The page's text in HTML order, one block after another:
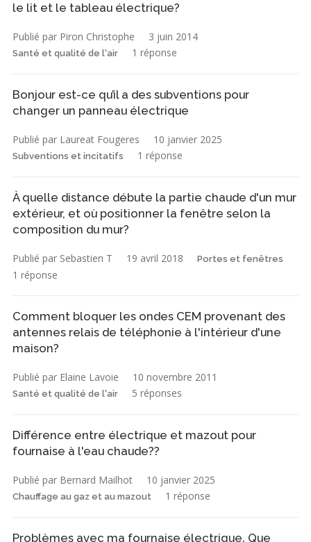
le lit et le tableau électrique?
Publié par Piron Christophe 3 juin 2014
Santé et qualité de l'air 1 réponse
Bonjour est-ce qu’il a des subventions pour
changer un panneau électrique
Publié par Laureat Fougeres 10 janvier 2025
Subventions et incitatifs 1 réponse
À quelle distance débute la partie chaude d'un mur
extérieur, et où positionner la fenêtre selon la
composition du mur?
Publié par Sebastien T 19 avril 2018 Portes et fenêtres
1 réponse
Comment bloquer les ondes CEM provenant des
antennes relais de téléphonie à l'intérieur d'une
maison?
Publié par Elaine Lavoie 10 novembre 2011
Santé et qualité de l'air 5 réponses
Différence entre électrique et mazout pour
fournaise à l'eau chaude??
Publié par Bernard Mailhot 10 janvier 2025
Chauffage au gaz et au mazout 1 réponse
Problèmes avec ma fournaise électrique. Que